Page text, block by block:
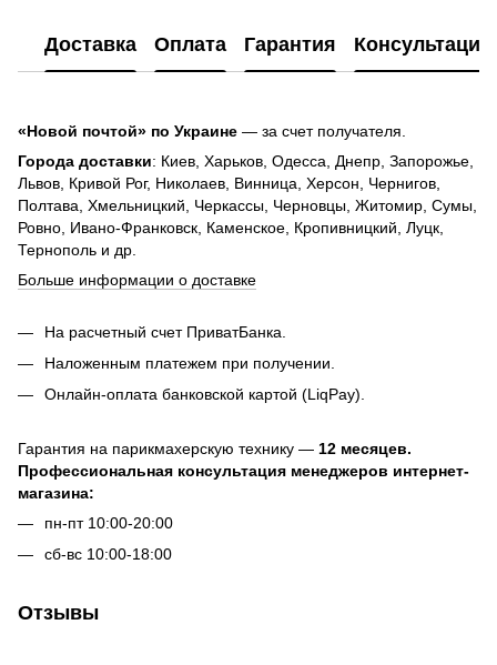
Доставка Оплата Гарантия Консультация
«Новой почтой» по Украине — за счет получателя.
Города доставки: Киев, Харьков, Одесса, Днепр, Запорожье,
Львов, Кривой Рог, Николаев, Винница, Херсон, Чернигов,
Полтава, Хмельницкий, Черкассы, Черновцы, Житомир, Сумы,
Ровно, Ивано-Франковск, Каменское, Кропивницкий, Луцк,
Тернополь и др.
Больше информации о доставке
На расчетный счет ПриватБанка.
Наложенным платежем при получении.
Онлайн-оплата банковской картой (LiqPay).
Гарантия на парикмахерскую технику — 12 месяцев.
Профессиональная консультация менеджеров интернет-
магазина:
пн-пт 10:00-20:00
сб-вс 10:00-18:00
Отзывы